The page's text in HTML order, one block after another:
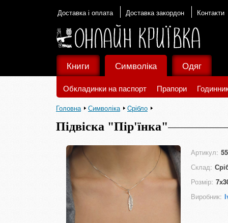
Доставка і оплата Доставка закордон Контакти
Книги Символіка
Обкладинки на паспорт Прапори
Одяг
Головна Символіка Cрібло
Підвіска "Пір'їнка"
Артикул:
Склад:
Розмір:
Виробник: